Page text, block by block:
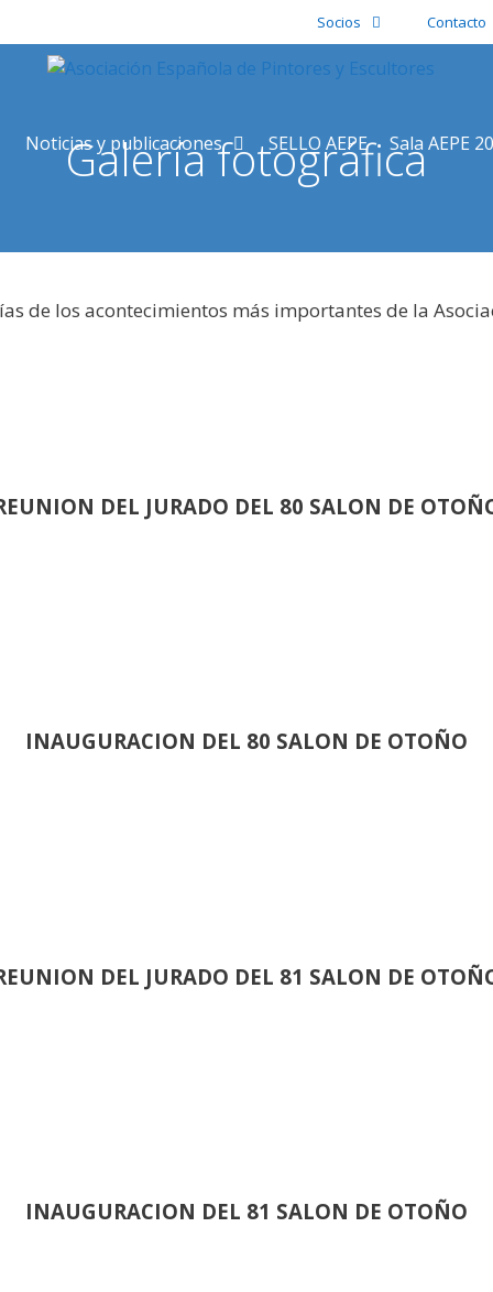
Socios Contacto
Noticias y publicaciones SELLO AEPE Sala AEPE
Galería fotográfica
de los acontecimientos más importantes de la
DEL JURADO DEL 80 SALON DE
INAUGURACION DEL 80 SALON DE OTOÑO
DEL JURADO DEL 81 SALON DE
INAUGURACION DEL 81 SALON DE OTOÑO